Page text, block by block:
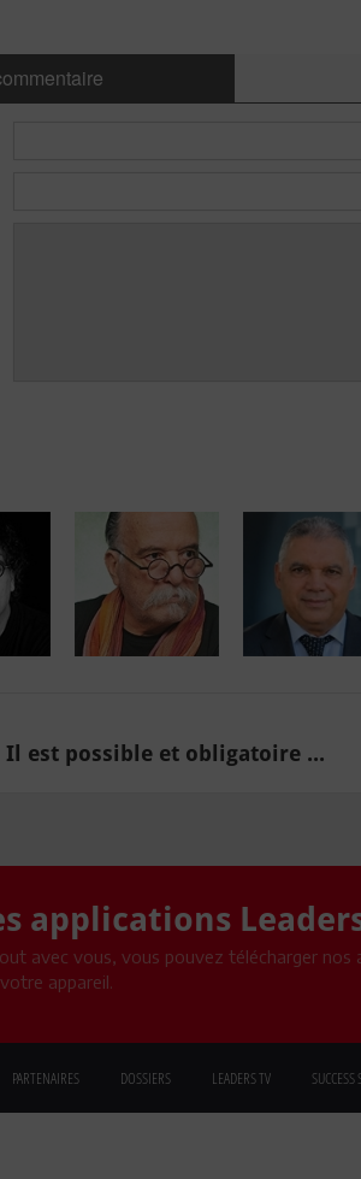
Il est possible et obligatoire ...
applications
avec vous, vous pouvez télécharger nos
appareil.
PARTENAIRES DOSSIERS LEADERS TV SUCCESS